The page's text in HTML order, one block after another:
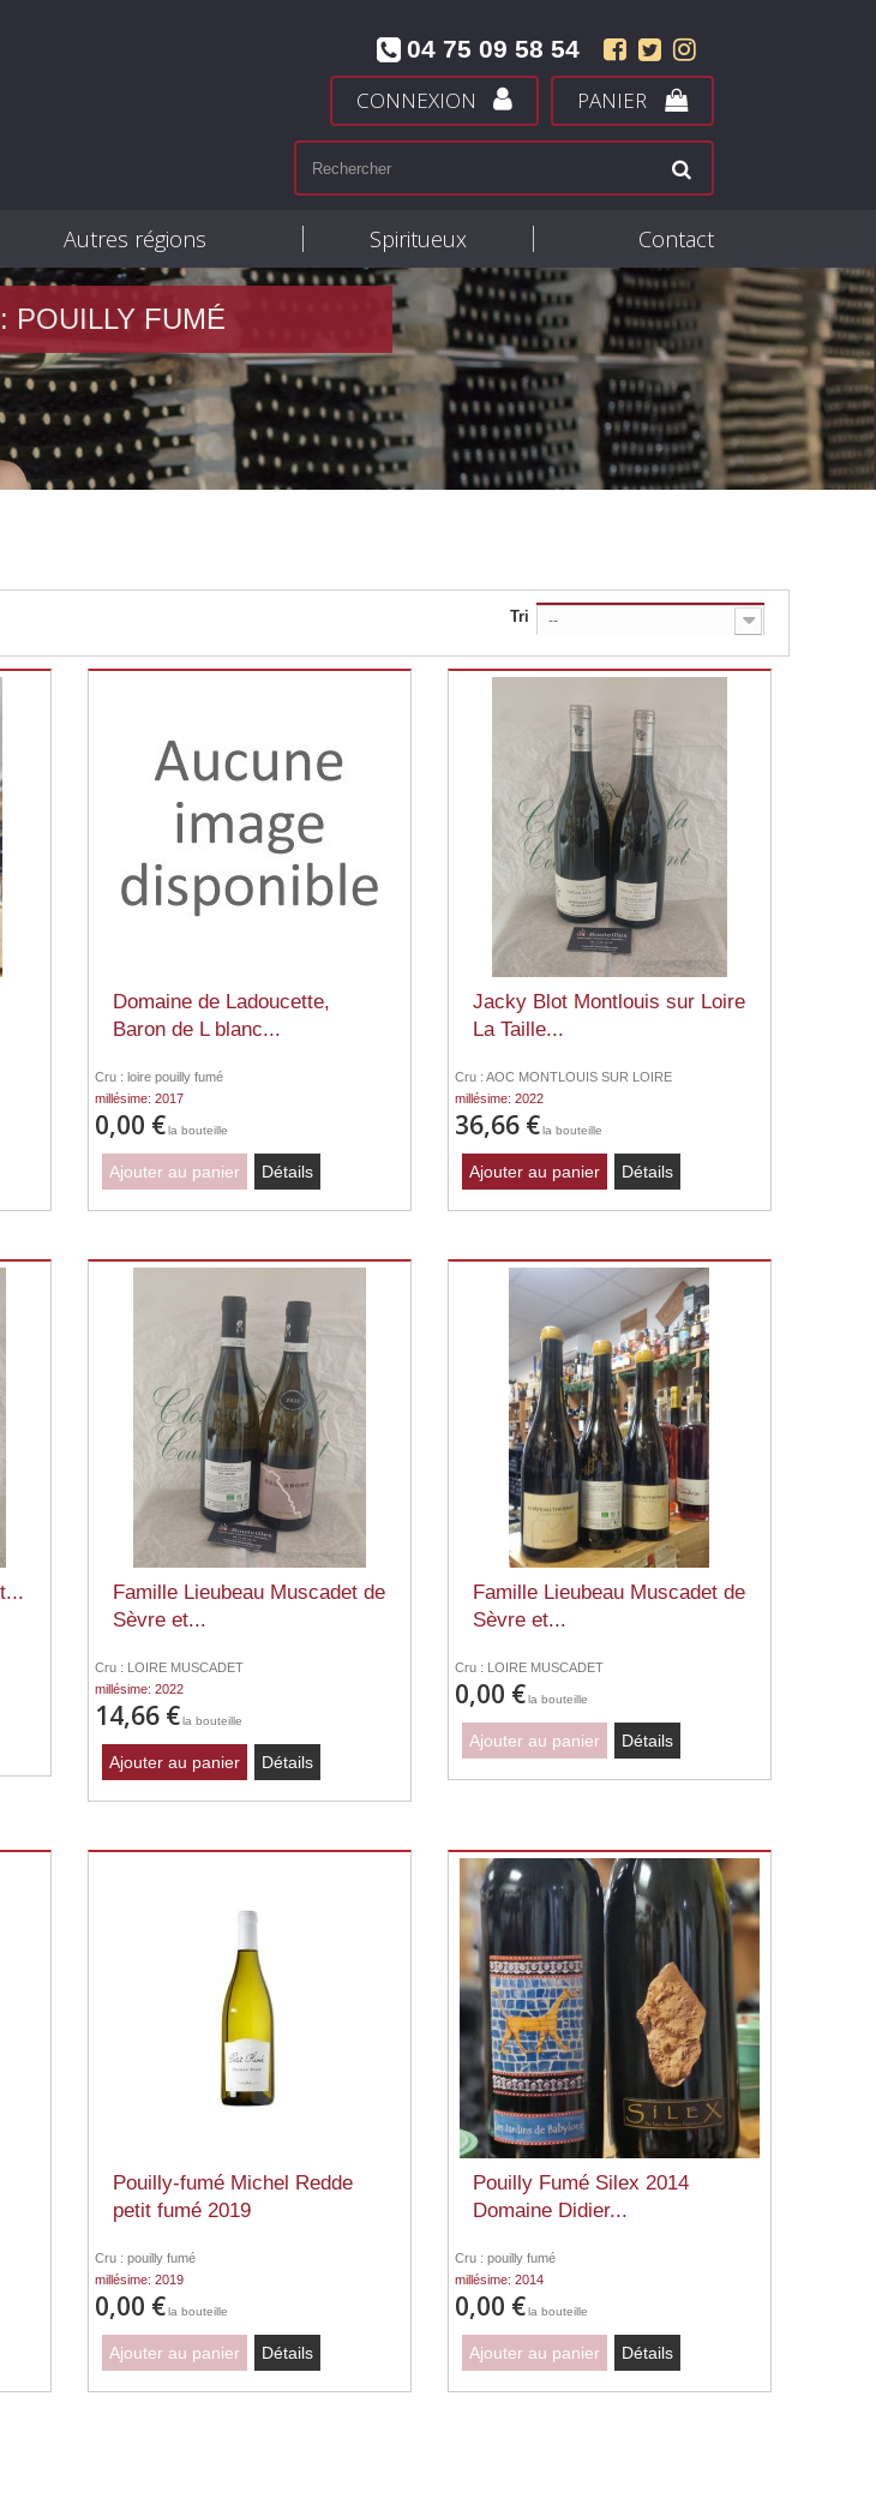
04 75 09 58 54
PANIER
CONNEXION
Autres régions Spiritueux Contact
POUILLY FUMÉ
Tri --
Domaine de Ladoucette,
Baron de L blanc...
Cru : loire pouilly fumé
millésime: 2017
0,00 €la bouteille
Ajouter au panier Détails
Jacky Blot Montlouis sur Loire
La Taille...
Cru : AOC MONTLOUIS SUR LOIRE
millésime: 2022
36,66 €la bouteille
Ajouter au panier Détails
Famille Lieubeau Muscadet de
Sèvre et...
Cru : LOIRE MUSCADET
millésime: 2022
14,66 €la bouteille
Ajouter au panier Détails
Famille Lieubeau Muscadet de
Sèvre et...
Cru : LOIRE MUSCADET
0,00 €la bouteille
Ajouter au panier Détails
Pouilly-fumé Michel Redde
petit fumé 2019
Cru : pouilly fumé
millésime: 2019
0,00 €la bouteille
Ajouter au panier Détails
Pouilly Fumé Silex 2014
Domaine Didier...
Cru : pouilly fumé
millésime: 2014
0,00 €la bouteille
Ajouter au panier Détails